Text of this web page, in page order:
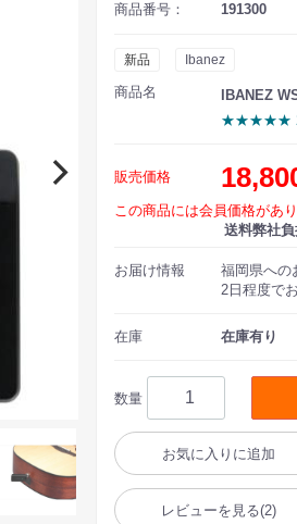
商品番号： 191300
新品 Ibanez
商品名
IBANEZ
★★★★★ 2
販売価格
この商品には会員価格があり
送料弊社
お届け情報
福岡県への
2日程度で
在庫 在庫有り
数量
お気に入りに追加
レビューを見る(2)